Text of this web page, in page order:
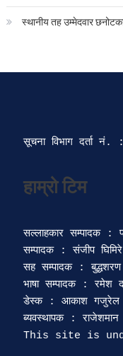
स्थानीय तह उम्मेदवार
सूचना विभाग दर्ता‍
हाम्रो टिम
सल्लाहकार सम्पादक :
सम्पादक : संजीप
सह सम्पादक : बुद्धशरण
भाषा सम्पादक : रमेश
डेस्क : आकाश गजुरेल र
ब्यवस्थापक : राजेशमान